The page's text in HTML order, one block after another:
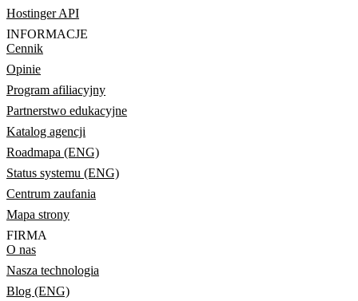
Hostinger API
INFORMACJE
Cennik
Opinie
Program afiliacyjny
Partnerstwo edukacyjne
Katalog agencji
Roadmapa (ENG)
Status systemu (ENG)
Centrum zaufania
Mapa strony
FIRMA
O nas
Nasza technologia
Blog (ENG)